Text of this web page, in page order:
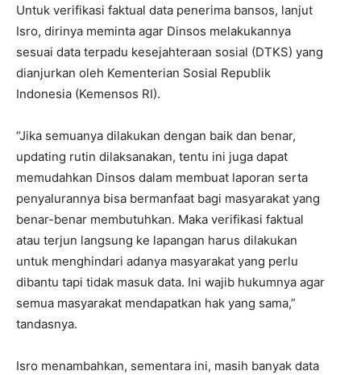
Untuk verifikasi faktual data penerima bansos, lanjut
Isro, dirinya meminta agar Dinsos melakukannya
sesuai data terpadu kesejahteraan sosial (DTKS) yang
dianjurkan oleh Kementerian Sosial Republik
Indonesia (Kemensos RI).
“Jika semuanya dilakukan dengan baik dan benar,
updating rutin dilaksanakan, tentu ini juga dapat
memudahkan Dinsos dalam membuat laporan serta
penyalurannya bisa bermanfaat bagi masyarakat yang
benar-benar membutuhkan. Maka verifikasi faktual
atau terjun langsung ke lapangan harus dilakukan
untuk menghindari adanya masyarakat yang perlu
dibantu tapi tidak masuk data. Ini wajib hukumnya agar
semua masyarakat mendapatkan hak yang sama,”
tandasnya.
Isro menambahkan, sementara ini, masih banyak data